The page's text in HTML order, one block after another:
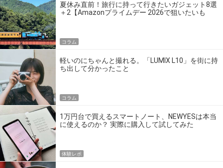
夏休み直前！旅行に持って行きたいガジェット8選
＋2【Amazonプライムデー 2026で狙いたいも
コラム
軽いのにちゃんと撮れる。「LUMIX L10」を街に持
ち出して分かったこと
コラム
1万円台で買えるスマートノート、NEWYESは本当
に使えるのか？ 実際に購入して試してみた
体験レポ